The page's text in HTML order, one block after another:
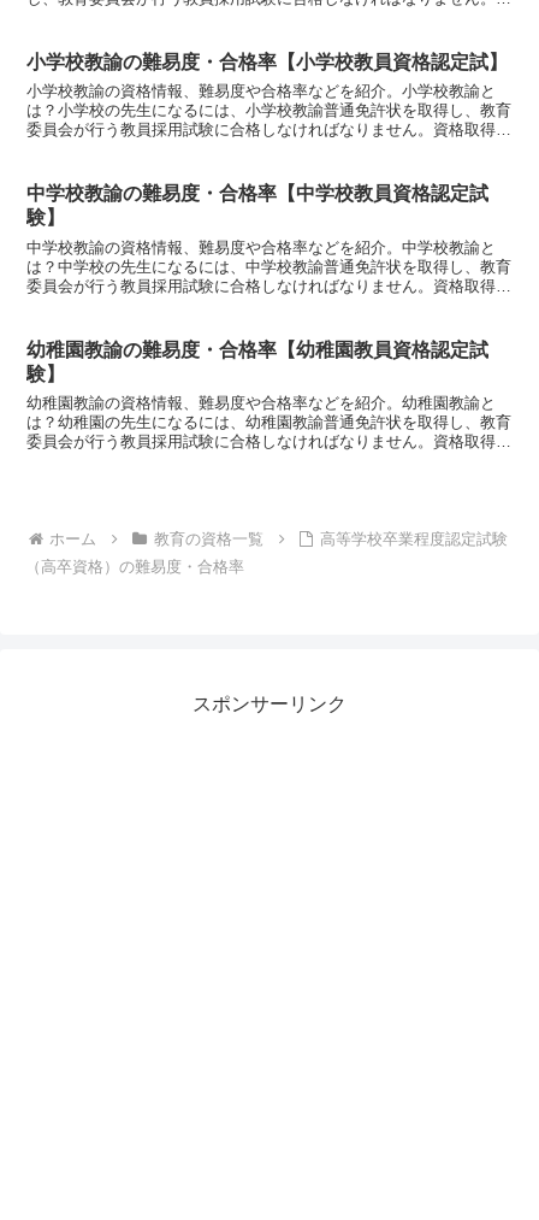
小学校教諭の難易度・合格率【小学校教員資格認定試】
小学校教諭の資格情報、難易度や合格率などを紹介。小学校教諭と
は？小学校の先生になるには、小学校教諭普通免許状を取得し、教育
委員会が行う教員採用試験に合格しなければなりません。資格取得に
中学校教諭の難易度・合格率【中学校教員資格認定試
験】
中学校教諭の資格情報、難易度や合格率などを紹介。中学校教諭と
は？中学校の先生になるには、中学校教諭普通免許状を取得し、教育
委員会が行う教員採用試験に合格しなければなりません。資格取得に
幼稚園教諭の難易度・合格率【幼稚園教員資格認定試
験】
幼稚園教諭の資格情報、難易度や合格率などを紹介。幼稚園教諭と
は？幼稚園の先生になるには、幼稚園教諭普通免許状を取得し、教育
委員会が行う教員採用試験に合格しなければなりません。資格取得に
ホーム 教育の資格一覧
高等学校卒業程度認定試験
（高卒資格）の難易度・合格率
スポンサーリンク